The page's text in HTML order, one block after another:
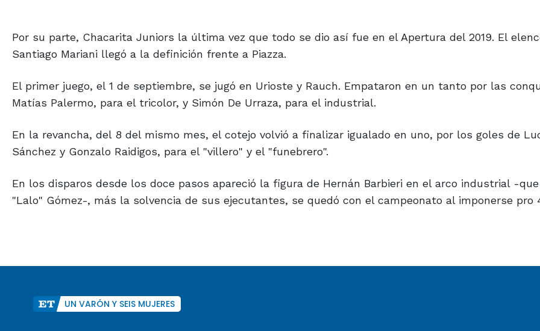
Por su parte, Chacarita Juniors la última vez que todo se dio así fue en el Apertura del 2019. El
Santiago Mariani llegó a la definición frente a Piazza.
El primer juego, el 1 de septiembre, se jugó en Urioste y Rauch. Empataron en un tanto por las
Matías Palermo, para el tricolor, y Simón De Urraza, para el industrial.
En la revancha, del 8 del mismo mes, el cotejo volvió a finalizar igualado en uno, por los goles de
Sánchez y Gonzalo Raidigos, para el "villero" y el "funebrero".
En los disparos desde los doce pasos apareció la figura de Hernán Barbieri en el arco industrial -
"Lalo" Gómez-, más la solvencia de sus ejecutantes, se quedó con el campeonato al imponerse pro
UN VARÓN Y SEIS MUJERES